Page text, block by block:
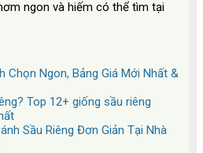
ngon và hiếm có thể tìm tại
Chọn Ngon, Bảng Giá Mới Nhất &
Top 12+ giống sầu riêng
Sầu Riêng Đơn Giản Tại Nhà